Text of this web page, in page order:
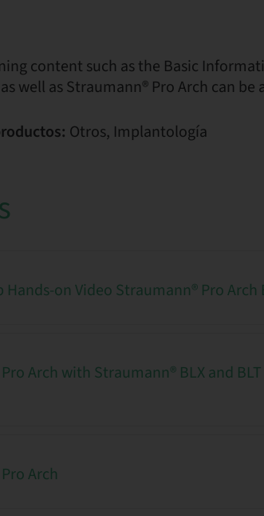
content such as the Basic
well as Straumann® Pro Arch can be
Otros, Implantología
Hands-on Video Straumann® Pro Arch
Arch with Straumann® BLX and
Arch